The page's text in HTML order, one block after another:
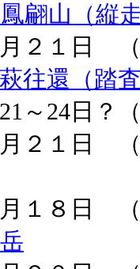
翩山（縦
２１日 （
往還（踏
～24日？
２１日 （
１８日 （